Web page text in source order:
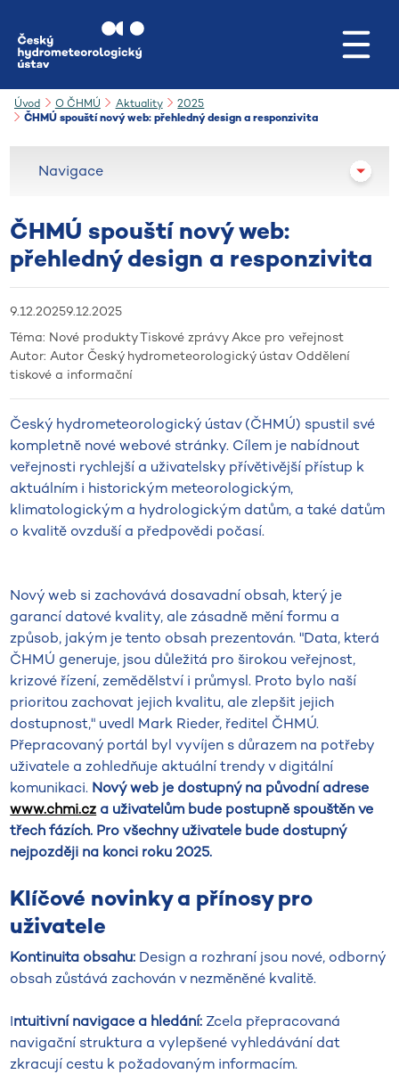
Úvod O ČHMÚ Aktuality
2025
ČHMÚ spouští nový web: přehledný design a responzivita
ČHMÚ spouští nový web:
přehledný design a responzivita
9.12.20259.12.2025
Téma: Nové produktyTiskové zprávy Akce pro veřejnost
Autor: Autor Český hydrometeorologický ústav Oddělení
tiskové a informační
Český hydrometeorologický ústav (ČHMÚ) spustil své
kompletně nové webové stránky. Cílem je nabídnout
veřejnosti rychlejší a uživatelsky přívětivější přístup k
aktuálním i historickým meteorologickým,
klimatologickým a hydrologickým datům, a také datům
o kvalitě ovzduší a předpovědi počasí.
Nový web si zachovává dosavadní obsah, který je
garancí datové kvality, ale zásadně mění formu a
způsob, jakým je tento obsah prezentován. "Data, která
ČHMÚ generuje, jsou důležitá pro širokou veřejnost,
krizové řízení, zemědělství i průmysl. Proto bylo naší
prioritou zachovat jejich kvalitu, ale zlepšit jejich
dostupnost," uvedl Mark Rieder, ředitel ČHMÚ.
Přepracovaný portál byl vyvíjen s důrazem na potřeby
uživatele a zohledňuje aktuální trendy v digitální
komunikaci. Nový web je dostupný na původní adrese
www.chmi.cz a uživatelům bude postupně spouštěn ve
třech fázích. Pro všechny uživatele bude dostupný
nejpozději na konci roku 2025.
Klíčové novinky a přínosy pro
uživatele
Kontinuita obsahu: Design a rozhraní jsou nové, odborný
obsah zůstává zachován v nezměněné kvalitě.
Intuitivní navigace a hledání: Zcela přepracovaná
navigační struktura a vylepšené vyhledávání dat
zkracují cestu k požadovaným informacím.
Navigace